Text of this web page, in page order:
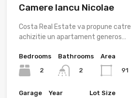
Camere Iancu Nicolae
Costa Real Estate va propune catre
achizitie un apartament generos…
Bedrooms
2
Bathrooms
2
Area
91
Garage Year Lot Size